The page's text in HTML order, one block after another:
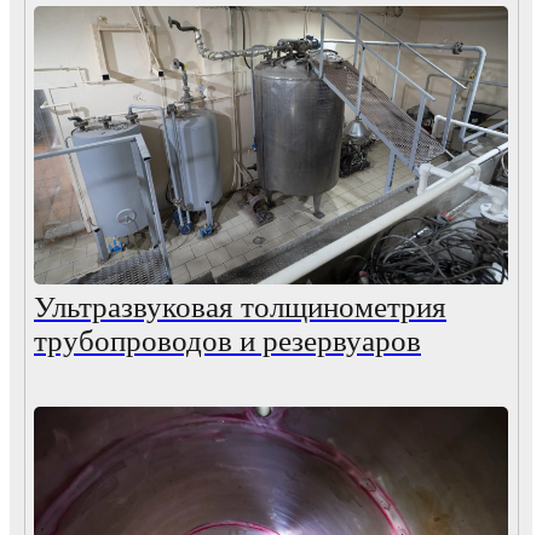
Ультразвуковая толщинометрия
трубопроводов и резервуаров